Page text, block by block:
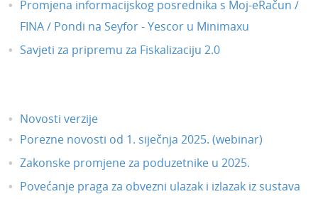
Lipanj 2021.
Svibanj 2021.
Veljača 2021.
Siječanj 2021.
Prosinac 2020.
Dorade
Promjena informacijskog posrednika s Moj-eRačun /
FINA / Pondi na Seyfor - Yescor u Minimaxu
Savjeti za pripremu za Fiskalizaciju 2.0
Novosti verzije
Porezne novosti od 1. siječnja 2025. (webinar)
Zakonske promjene za poduzetnike u 2025.
Povećanje praga za obvezni ulazak i izlazak iz sustava